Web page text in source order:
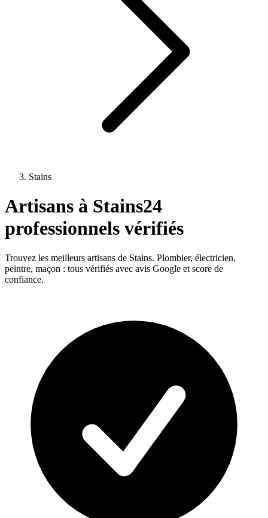
Stains
Artisans à Stains24
professionnels vérifiés
Trouvez les meilleurs artisans de Stains. Plombier, électricien,
peintre, maçon : tous vérifiés avec avis Google et score de
confiance.